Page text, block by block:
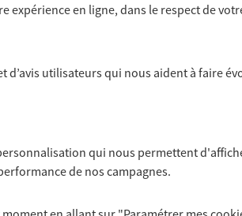
en ligne, dans le respect de
d’avis utilisateurs qui nous aident à faire
qui nous permettent
de nos campagnes.